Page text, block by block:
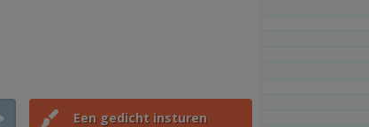
Een gedicht insturen